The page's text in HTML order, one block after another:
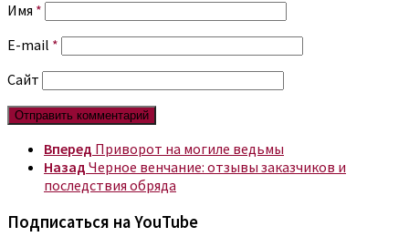
Имя *
E-mail *
Сайт
Вперед Приворот на могиле ведьмы
Назад Черное венчание: отзывы заказчиков и
последствия обряда
Подписаться на YouTube